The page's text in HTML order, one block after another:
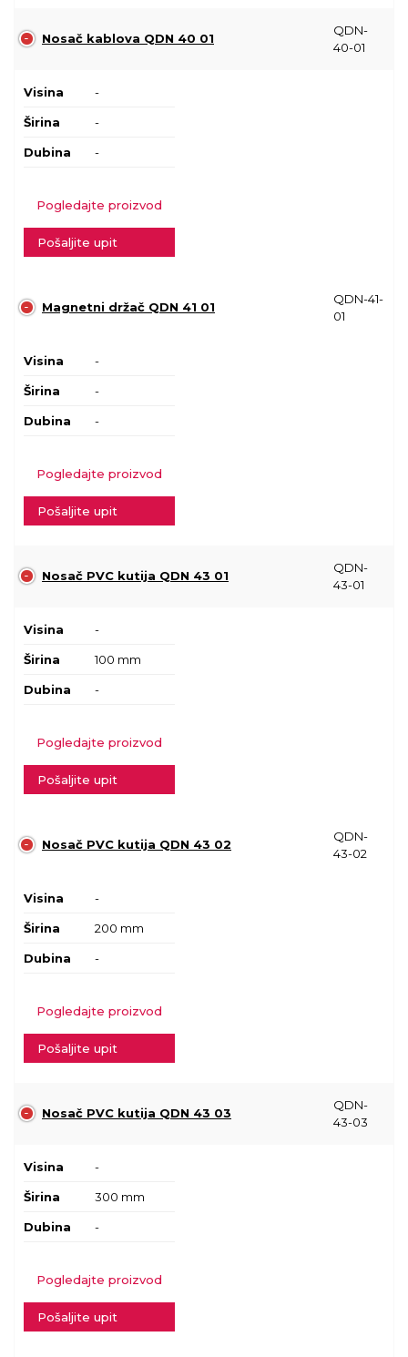
Nosač kablova QDN 40 01
QDN-
40-01
Visina -
Širina -
Dubina -
Pogledajte proizvod
Pošaljite upit
Magnetni držač QDN 41 01
QDN-41-
01
Visina -
Širina -
Dubina -
Pogledajte proizvod
Pošaljite upit
Nosač PVC kutija QDN 43 01
QDN-
43-01
Visina -
Širina 100 mm
Dubina -
Pogledajte proizvod
Pošaljite upit
Nosač PVC kutija QDN 43 02
QDN-
43-02
Visina -
Širina 200 mm
Dubina -
Pogledajte proizvod
Pošaljite upit
Nosač PVC kutija QDN 43 03
QDN-
43-03
Visina -
Širina 300 mm
Dubina -
Pogledajte proizvod
Pošaljite upit